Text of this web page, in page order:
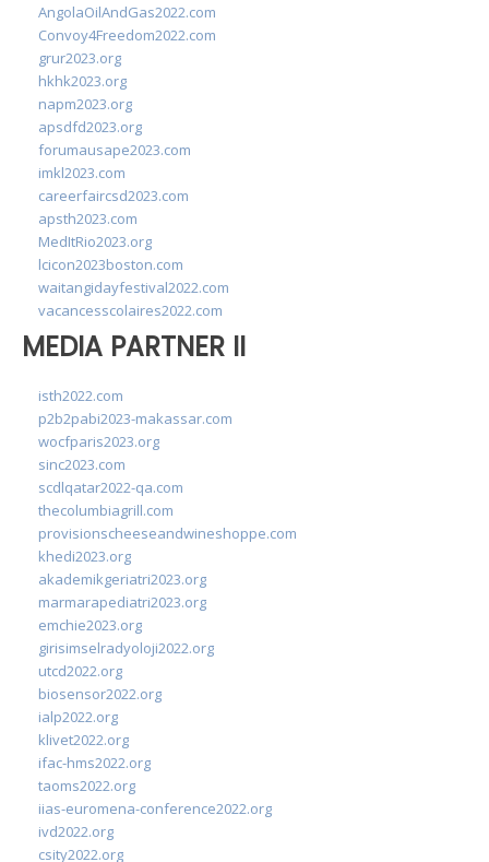
AngolaOilAndGas2022.com
Convoy4Freedom2022.com
grur2023.org
hkhk2023.org
napm2023.org
apsdfd2023.org
forumausape2023.com
imkl2023.com
careerfaircsd2023.com
apsth2023.com
MedItRio2023.org
lcicon2023boston.com
waitangidayfestival2022.com
vacancesscolaires2022.com
MEDIA PARTNER II
isth2022.com
p2b2pabi2023-makassar.com
wocfparis2023.org
sinc2023.com
scdlqatar2022-qa.com
thecolumbiagrill.com
provisionscheeseandwineshoppe.com
khedi2023.org
akademikgeriatri2023.org
marmarapediatri2023.org
emchie2023.org
girisimselradyoloji2022.org
utcd2022.org
biosensor2022.org
ialp2022.org
klivet2022.org
ifac-hms2022.org
taoms2022.org
iias-euromena-conference2022.org
ivd2022.org
csity2022.org